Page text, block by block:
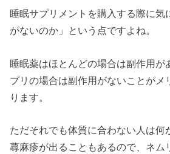
睡眠サプリメントを購入する際に気
がないのか」という点ですよね。
睡眠薬はほとんどの場合は副作用が
プリの場合は副作用がないことがメ
ります。
ただそれでも体質に合わない人は何
蕁麻疹が出ることもあるので、ネム